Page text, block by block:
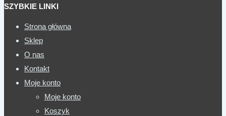
SZYBKIE LINKI
Strona główna
Sklep
O nas
Kontakt
Moje konto
Moje konto
Koszyk